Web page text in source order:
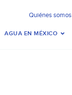
Quiénes somos
AGUA EN MÉXICO